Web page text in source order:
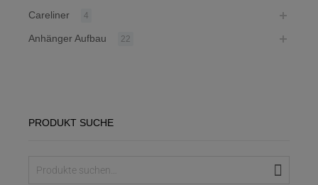
Careliner 4
Anhänger Aufbau 22
PRODUKT SUCHE